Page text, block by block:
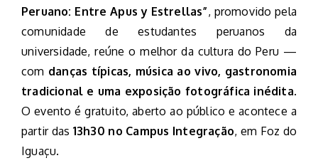
Peruano: Entre Apus y Estrellas”, promovido pela
comunidade de estudantes peruanos da
universidade, reúne o melhor da cultura do Peru —
com danças típicas, música ao vivo, gastronomia
tradicional e uma exposição fotográfica inédita.
O evento é gratuito, aberto ao público e acontece a
partir das 13h30 no Campus Integração, em Foz do
Iguaçu.